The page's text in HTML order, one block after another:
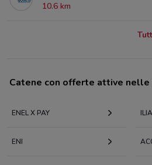
10.6 km
Catene con offerte attive nelle
ENEL X PAY
ENI